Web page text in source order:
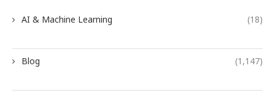
AI & Machine Learning (18)
Blog (1,147)